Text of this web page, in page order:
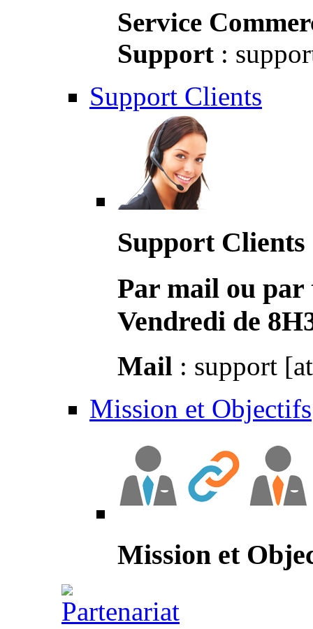
Service
Support :
Support Clients
Support Clients
Par mail ou par
Vendredi de
Mail : support
Mission et Objectifs
Mission et